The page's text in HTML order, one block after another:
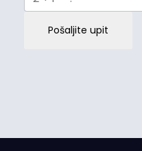
Pošaljite upit